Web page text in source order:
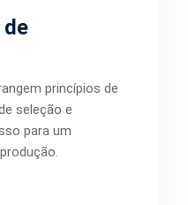
de
princípios de
seleção e
para um